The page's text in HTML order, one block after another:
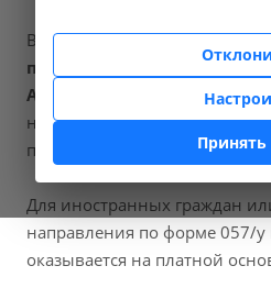
В наших клиниках мы
придаточных пазух носа,
A06.08.003
. Для граждан
направление, медицинская
полису ОМС бесплатно.
Для иностранных граждан
направления по форме 057/
оказывается на платной
Принять